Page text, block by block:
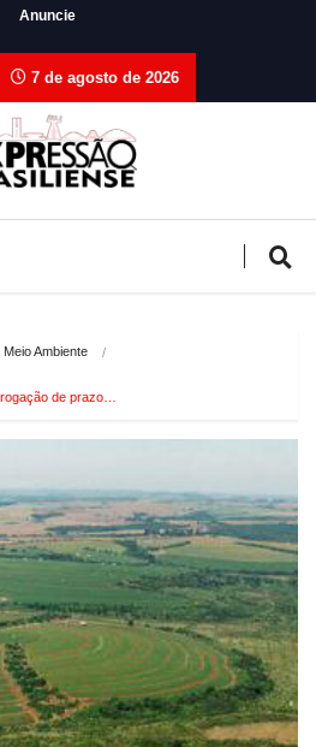
Anuncie
7 de agosto de 2026
Meio Ambiente
de prazo…